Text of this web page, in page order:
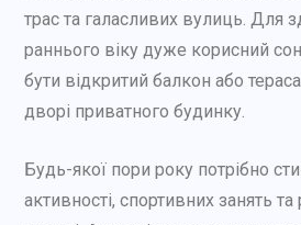
трас та галасливих вулиць. Для
раннього віку дуже корисний
бути відкритий балкон або
дворі приватного будинку.
Будь-якої пори року потрібно
активності, спортивних занять та